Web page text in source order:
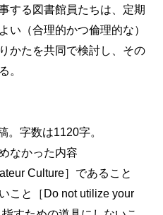
する図書館員たちは、定期
い（合理的かつ倫理的な）
かたを共同で検討し、その
。
。字数は1120字。
なかった内容
Culture］であること
と［Do not utilize your